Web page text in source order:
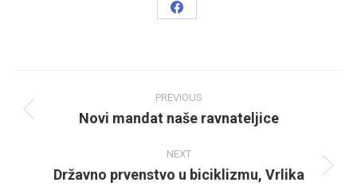
Share
navigation
PREVIOUS
Previous
Novi mandat naše ravnateljice
NEXT
Next
Državno prvenstvo u biciklizmu, Vrlika